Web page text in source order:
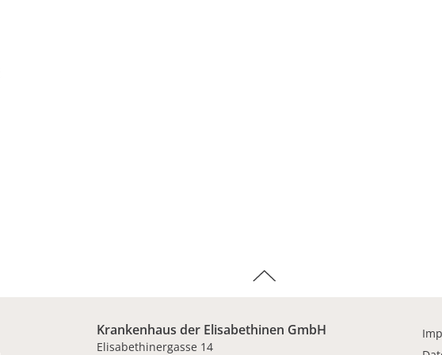
Krankenhaus der Elisabethinen GmbH
Elisabethinergasse 14